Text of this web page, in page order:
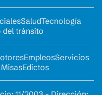
SaludTecnología
del tránsito
EmpleosServicios
Edictos